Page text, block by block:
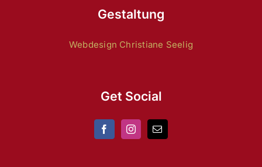
Gestaltung
Webdesign Christiane Seelig
Get Social